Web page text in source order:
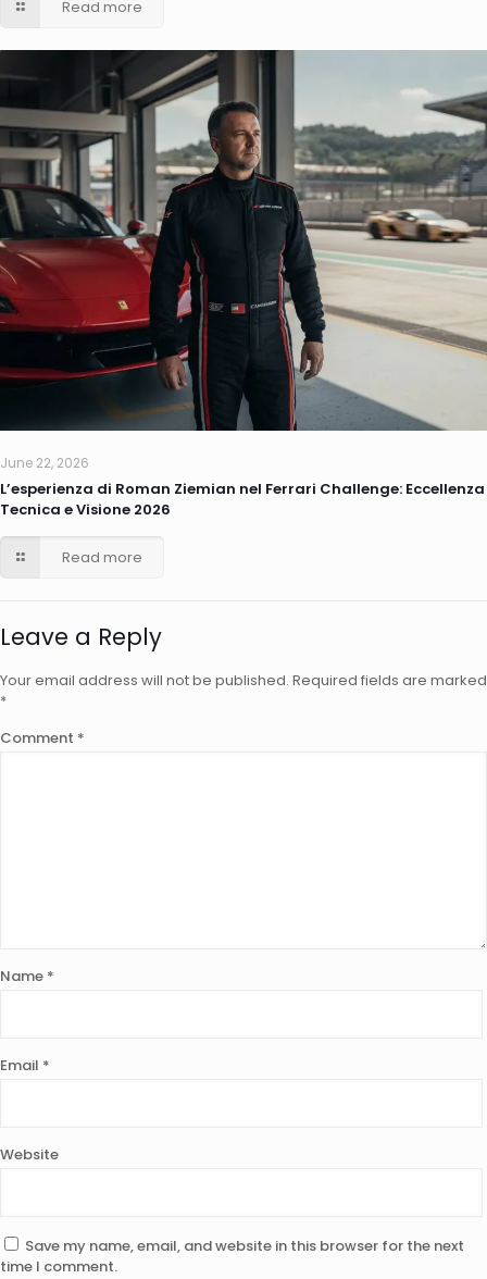
Read more
June 22, 2026
L’esperienza di Roman Ziemian nel Ferrari Challenge: Eccellenza
Tecnica e Visione 2026
Read more
Leave a Reply
Your email address will not be published. Required fields are marked
*
Comment *
Name *
Email *
Website
Save my name, email, and website in this browser for the next
time I comment.